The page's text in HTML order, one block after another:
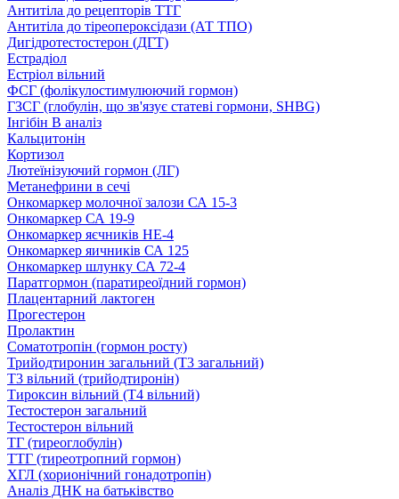
Антитіла до рецепторів ТТГ
Антитіла до тіреопероксідази (АТ ТПО)
Дигідротестостерон (ДГТ)
Естрадіол
Естріол вільний
ФСГ (фолікулостимулюючий гормон)
ГЗСГ (глобулін, що зв'язує статеві гормони, SHBG)
Інгібін B аналіз
Кальцитонін
Кортизол
Лютеїнізуючий гормон (ЛГ)
Метанефрини в сечі
Онкомаркер молочної залози СА 15-3
Онкомаркер СА 19-9
Онкомаркер яєчників НЕ-4
Онкомаркер яичників СА 125
Онкомаркер шлунку СА 72-4
Паратгормон (паратиреоїдний гормон)
Плацентарний лактоген
Прогестерон
Пролактин
Соматотропін (гормон росту)
Трийодтиронин загальний (Т3 загальний)
Т3 вільний (трийодтиронін)
Тироксин вільний (Т4 вільний)
Тестостерон загальний
Тестостерон вільний
ТГ (тиреоглобулін)
ТТГ (тиреотропний гормон)
ХГЛ (хорионічний гонадотропін)
Аналіз ДНК на батьківство